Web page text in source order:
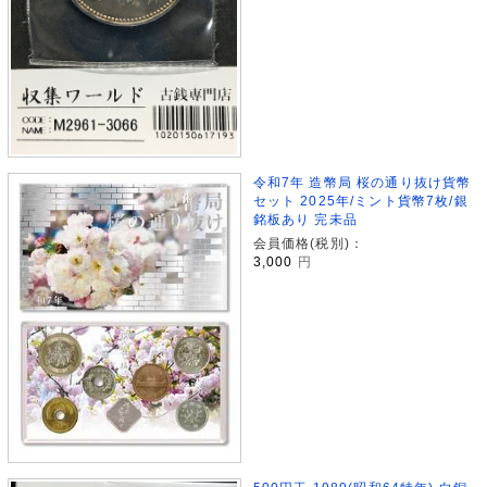
令和7年 造幣局 桜の通り抜け貨幣
セット 2025年/ミント貨幣7枚/銀
銘板あり 完未品
会員価格(税別)：
3,000 円